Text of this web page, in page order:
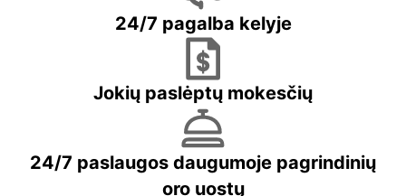
24/7 pagalba kelyje
Jokių paslėptų mokesčių
24/7 paslaugos daugumoje pagrindinių
oro uostų